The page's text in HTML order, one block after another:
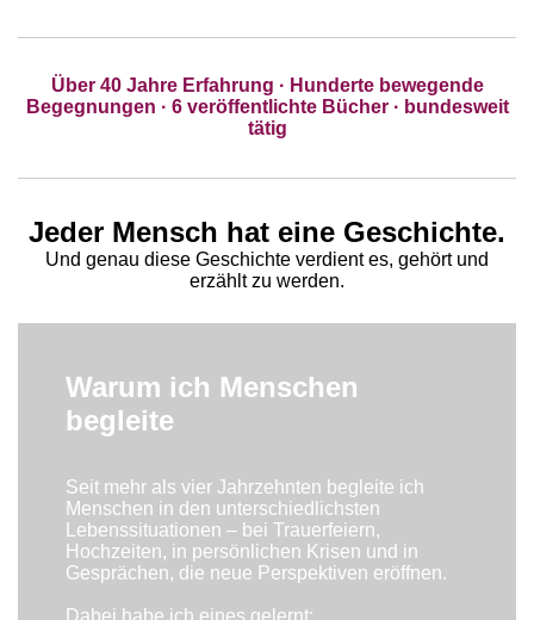
Über 40 Jahre Erfahrung · Hunderte bewegende
Begegnungen · 6 veröffentlichte Bücher · bundesweit
tätig
​Jeder Mensch hat eine Geschichte.
Und genau diese Geschichte verdient es, gehört und
erzählt zu werden.
Warum ich Menschen
begleite
Seit mehr als vier Jahrzehnten begleite ich
Menschen in den unterschiedlichsten
Lebenssituationen – bei Trauerfeiern,
Hochzeiten, in persönlichen Krisen und in
Gesprächen, die neue Perspektiven eröffnen.